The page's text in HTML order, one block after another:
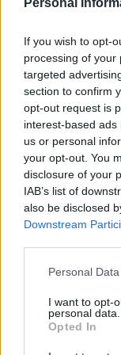
If you wish to opt-
processing of your
targeted
section to confirm
opt-out request is
interest-based
us or personal
your opt-out. You
disclosure of your
IAB’s list of
also be disclosed
Downstream
Personal
I want to opt-
personal data.
Opted In
poznałam
parku,
akademiku
Ale jak
akademika,
mam
poświęcam
rowerem,
zeszłym
do
Witam
Przychodzę
Wielkie
wycofała
Nie miała
nią
gotowa, tak
to budzi
Forum:
Tematy